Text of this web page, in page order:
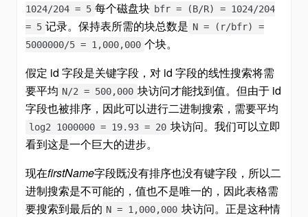
1024/204 = 5 每个磁盘块 bfr = (B/R) = 1024/204
= 5 记录。保持表所需的块总数是 N = (r/bfr) =
5000000/5 = 1,000,000 个块。
假定 id 字段是关键字段，对 id 字段的线性搜索将需
要平均 N/2 = 500,000 块访问才能找到值。但由于 id
字段也被排序，因此可以进行二进制搜索，需要平均
log2 1000000 = 19.93 = 20 块访问。我们可以立即
看到这是一个巨大的进步。
现在firstName字段既没有排序也没有键字段，所以二
进制搜索是不可能的，值也不是唯一的，因此表格需
要搜索到最后的 N = 1,000,000 块访问。正是这种情